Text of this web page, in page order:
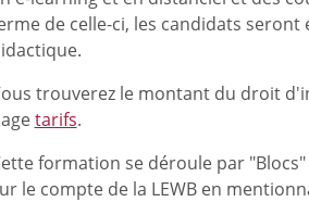
de celle-ci, les candidats
trouverez le montant du droit
tarifs.
formation se déroule par
le compte de la LEWB en